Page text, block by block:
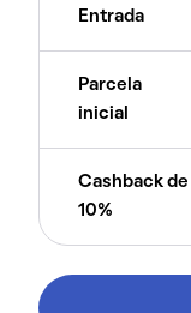
Entrada
Parcela
inicial
Cashback de
10%